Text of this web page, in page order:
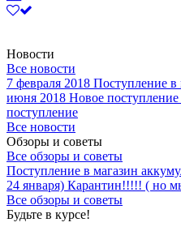
Новости
Все новости
7 февраля 2018 Поступление в
июня 2018 Новое поступление
поступление
Все новости
Обзоры и советы
Все обзоры и советы
Поступление в магазин
24 января) Карантин!!!!! ( но
Все обзоры и советы
Будьте в курсе!